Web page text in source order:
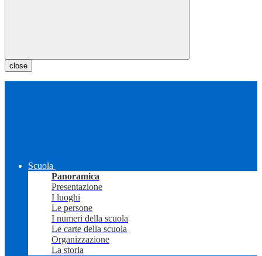
close
Scuola
Panoramica
Presentazione
I luoghi
Le persone
I numeri della scuola
Le carte della scuola
Organizzazione
La storia